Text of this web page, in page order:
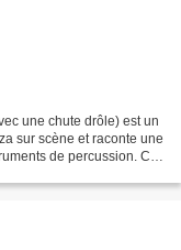
une chute drôle) est un
sur scène et raconte une
de percussion. Ce